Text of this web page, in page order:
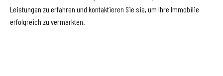
Leistungen zu erfahren und kontaktieren Sie sie, um Ihre Immobilie
erfolgreich zu vermarkten.